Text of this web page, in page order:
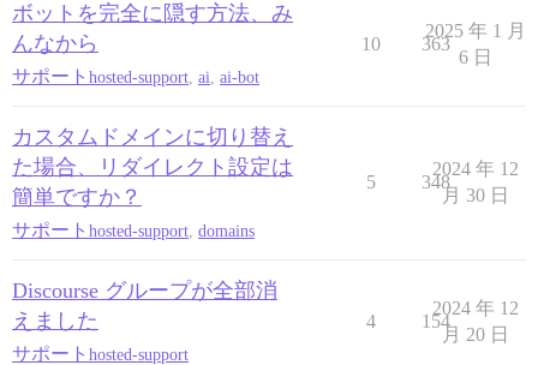
ボットを完全に隠す方法、み
んなから
サポート hosted-support ai ai-bot
10 363
2025 年 1 月
6 日
カスタムドメインに切り替え
た場合、リダイレクト設定は
簡単ですか？
サポート hosted-support domains
5 348
2024 年 12
月 30 日
Discourse グループが全部消
えました
サポート hosted-support
4 154
2024 年 12
月 20 日